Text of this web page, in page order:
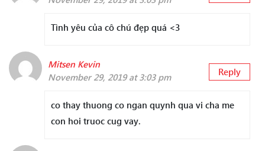
Tình yêu của cô chú đẹp quá <3
Mitsen Kevin
November 29, 2019 at 3:03 pm
Reply
co thay thuong co ngan quynh qua vi cha me
con hoi truoc cug vay.